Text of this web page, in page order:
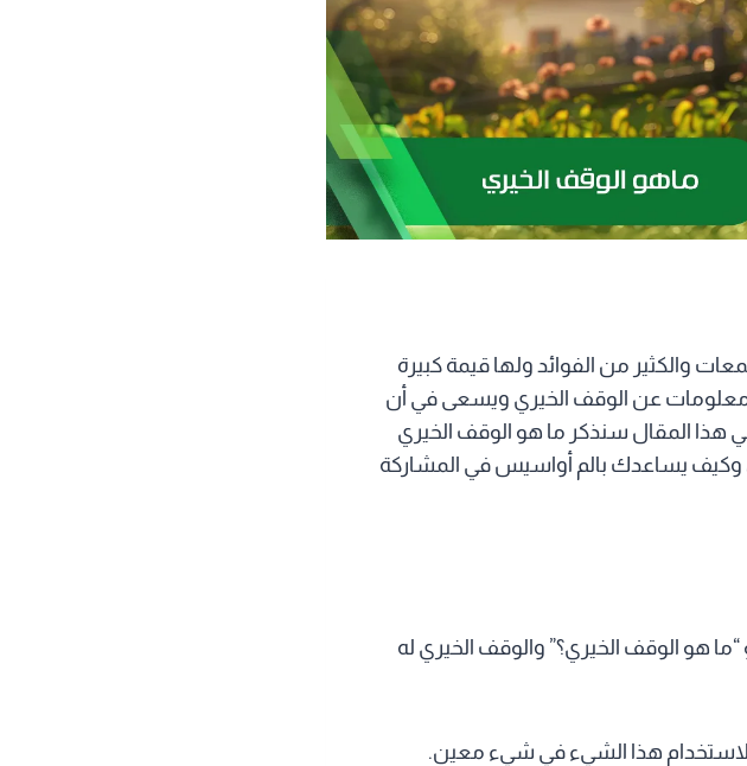
والكثير من الفوائد ولها قيمة كبيرة
معلومات عن الوقف الخيري ويسعى في أن
هذا المقال سنذكر ما هو الوقف الخيري
وكيف يساعدك بالم أواسيس في المشاركة
هو الوقف الخيري؟” والوقف الخيري له
لاستخدام هذا الشيء في شيء معين.